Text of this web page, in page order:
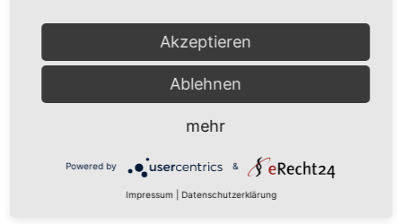
Mehr Informationen
Akzeptieren
Platform
Akzeptieren
Ablehnen
mehr
Powered by &
Impressum Datenschutzerklärung